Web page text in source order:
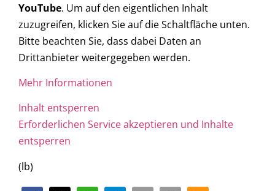
YouTube. Um auf den eigentlichen Inhalt
zuzugreifen, klicken Sie auf die Schaltfläche unten.
Bitte beachten Sie, dass dabei Daten an
Drittanbieter weitergegeben werden.
Mehr Informationen
Inhalt entsperren
Erforderlichen Service akzeptieren und Inhalte
entsperren
(lb)